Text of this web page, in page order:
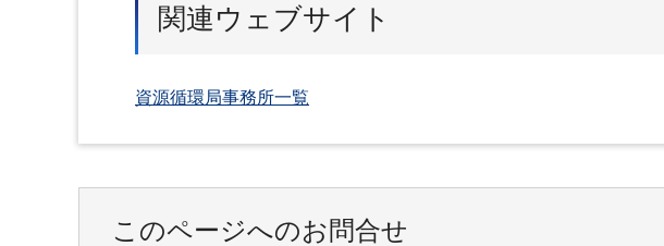
関連ウェブサイト
資源循環局事務所一覧
このページへのお問合せ